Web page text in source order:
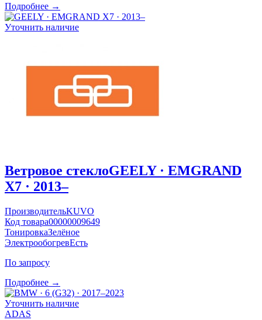
Подробнее →
Уточнить наличие
Ветровое стеклоGEELY · EMGRAND
X7 · 2013–
ПроизводительKUVO
Код товара00000009649
ТонировкаЗелёное
ЭлектрообогревЕсть
По запросу
Подробнее →
Уточнить наличие
ADAS